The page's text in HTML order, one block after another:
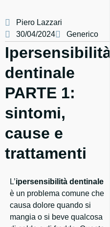
Piero Lazzari
30/04/2024
Generico
Ipersensibilità
dentinale
PARTE 1:
sintomi,
cause e
trattamenti
L’ipersensibilità dentinale
è un problema comune che
causa dolore quando si
mangia o si beve qualcosa